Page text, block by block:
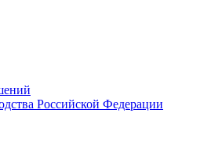
Российской Федерации